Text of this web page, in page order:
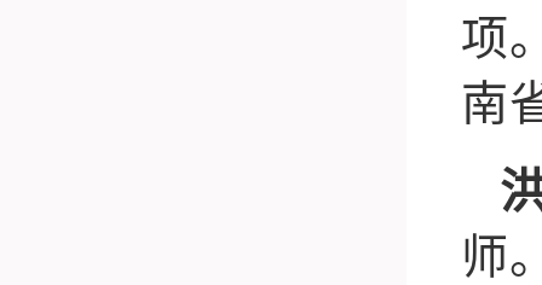
项
南
师